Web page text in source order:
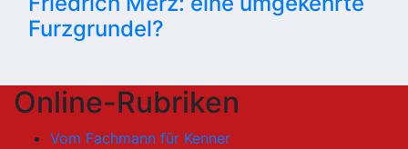
Furzgrundel?
Online-Rubriken
Vom Fachmann für Kenner